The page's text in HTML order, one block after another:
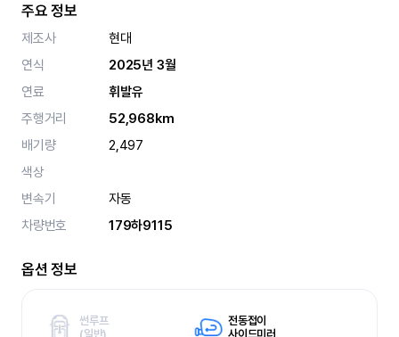
주요 정보
제조사
현대
연식
2025년 3월
연료
휘발유
주행거리
52,968km
배기량
2,497
색상
변속기
자동
차량번호
179하9115
옵션 정보
썬루프
(일반)
전동접이
사이드미러